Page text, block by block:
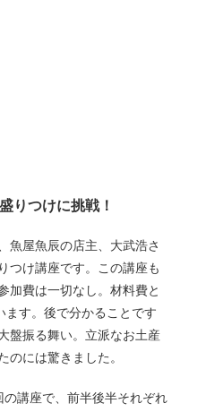
りつけに挑戦！
魚屋魚辰の店主、大武浩さ
つけ講座です。この講座も
加費は一切なし。材料費と
ます。後で分かることです
盤振る舞い。立派なお土産
のには驚きました。
講座で、前半後半それぞれ